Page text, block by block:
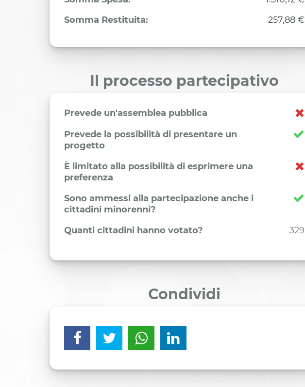
Somma Restituita:
257,88 €
Il processo partecipativo
Prevede un'assemblea pubblica
Prevede la possibilità di presentare un
progetto
È limitato alla possibilità di esprimere una
preferenza
Sono ammessi alla partecipazione anche i
cittadini minorenni?
Quanti cittadini hanno votato?
329
Condividi